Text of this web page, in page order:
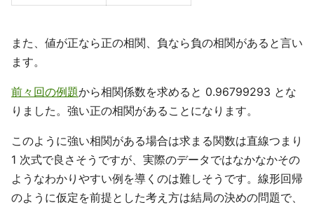
また、値が正なら正の相関、負なら負の相関があると言い
ます。
前々回の例題から相関係数を求めると 0.96799293 とな
りました。強い正の相関があることになります。
このように強い相関がある場合は求まる関数は直線つまり
1 次式で良さそうですが、実際のデータではなかなかその
ようなわかりやすい例を導くのは難しそうです。線形回帰
のように仮定を前提とした考え方は結局の決めの問題で、